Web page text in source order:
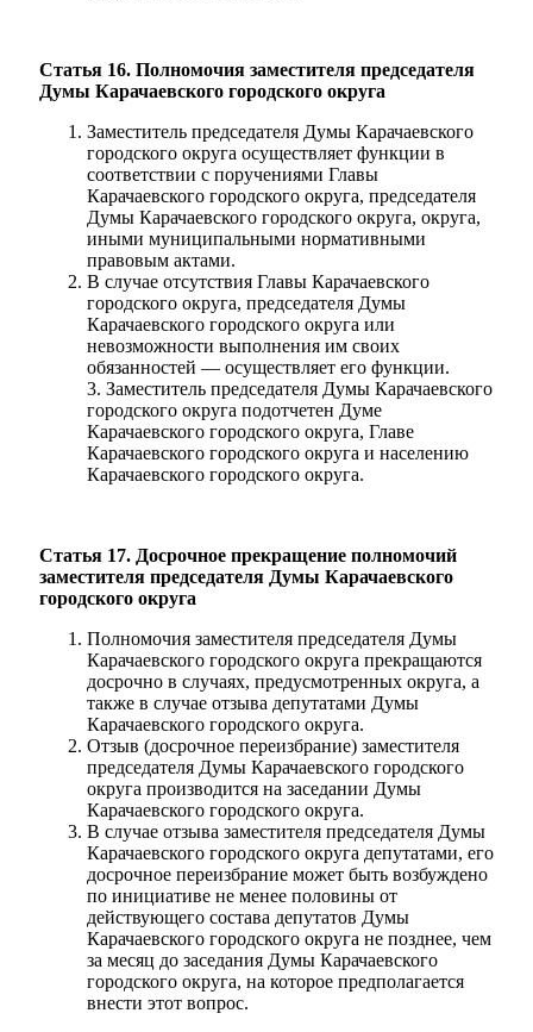
Статья 16. Полномочия заместителя председателя
Думы Карачаевского городского округа
Заместитель председателя Думы Карачаевского
городского округа осуществляет функции в
соответствии с поручениями Главы
Карачаевского городского округа, председателя
Думы Карачаевского городского округа, округа,
иными муниципальными нормативными
правовым актами.
В случае отсутствия Главы Карачаевского
городского округа, председателя Думы
Карачаевского городского округа или
невозможности выполнения им своих
обязанностей — осуществляет его функции.
3. Заместитель председателя Думы Карачаевского
городского округа подотчетен Думе
Карачаевского городского округа, Главе
Карачаевского городского округа и населению
Карачаевского городского округа.
Статья 17. Досрочное прекращение полномочий
заместителя председателя Думы Карачаевского
городского округа
Полномочия заместителя председателя Думы
Карачаевского городского округа прекращаются
досрочно в случаях, предусмотренных округа, а
также в случае отзыва депутатами Думы
Карачаевского городского округа.
Отзыв (досрочное переизбрание) заместителя
председателя Думы Карачаевского городского
округа производится на заседании Думы
Карачаевского городского округа.
В случае отзыва заместителя председателя Думы
Карачаевского городского округа депутатами, его
досрочное переизбрание может быть возбуждено
по инициативе не менее половины от
действующего состава депутатов Думы
Карачаевского городского округа не позднее, чем
за месяц до заседания Думы Карачаевского
городского округа, на которое предполагается
внести этот вопрос.